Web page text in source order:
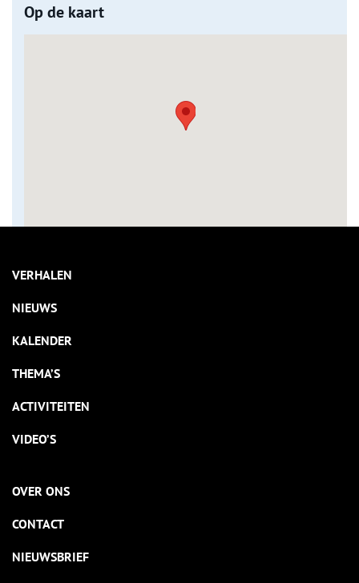
Op de kaart
VERHALEN
NIEUWS
KALENDER
THEMA’S
ACTIVITEITEN
VIDEO’S
OVER ONS
CONTACT
NIEUWSBRIEF